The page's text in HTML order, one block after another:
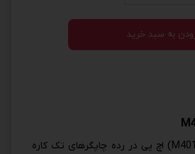
به سبد خرید
پرینتر استوک مدل (M401dne) اچ پی در رده چاپگرهای تک کاره